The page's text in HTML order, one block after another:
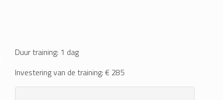
Duur training: 1 dag
Investering van de training: € 285